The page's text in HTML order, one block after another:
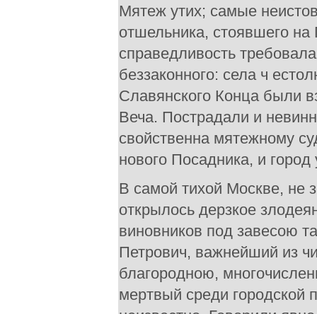
Мятеж утих; самые
отшельника, стоявшего
справедливость
беззаконного: села ч
Славянского Конца были
Веча. Пострадали и
свойственна мятежному
нового Посадника, и город
В самой тихой Москве, не
открылось дерзкое
виновников под завесою
Петрович, важнейший из
благородною,
мертвый среди городской